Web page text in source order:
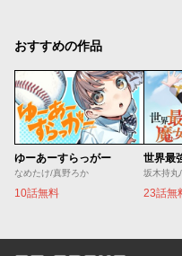
おすすめの作品
ゆーあーすらっがー
なめたけ/真野ろか
10話無料
坂木持丸
23話無